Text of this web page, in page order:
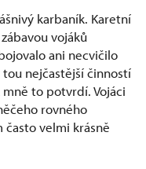
karbaník. Karetní
vojáků
ani necvičilo
nejčastější činností
to potvrdí. Vojáci
rovného
velmi krásně